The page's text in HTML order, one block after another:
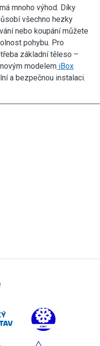
mnoho výhod. Díky
všechno hezky
nebo koupání můžete
pohybu. Pro
základní těleso –
modelem iBox
a bezpečnou instalaci.